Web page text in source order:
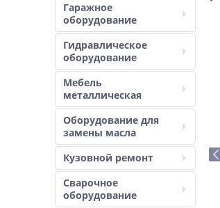
Гаражное
оборудование
Гидравлическое
оборудование
Мебель
металлическая
Оборудование для
замены масла
Кузовной ремонт
Сварочное
оборудование